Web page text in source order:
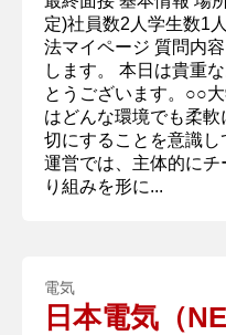
定)社員数2人学生数1
法マイページ 質問内
します。 本日は貴重
とうございます。○○
はどんな環境でも柔
切にすることを意識
運営では、主体的に
り組みを形に...
電気
日本電気（